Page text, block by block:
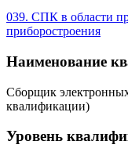
039. СПК в области
приборостроения
Наименование
Сборщик
квалификации)
Уровень